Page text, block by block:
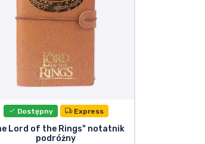
Dostępny Express
Lord of the Rings" notatnik
podróżny